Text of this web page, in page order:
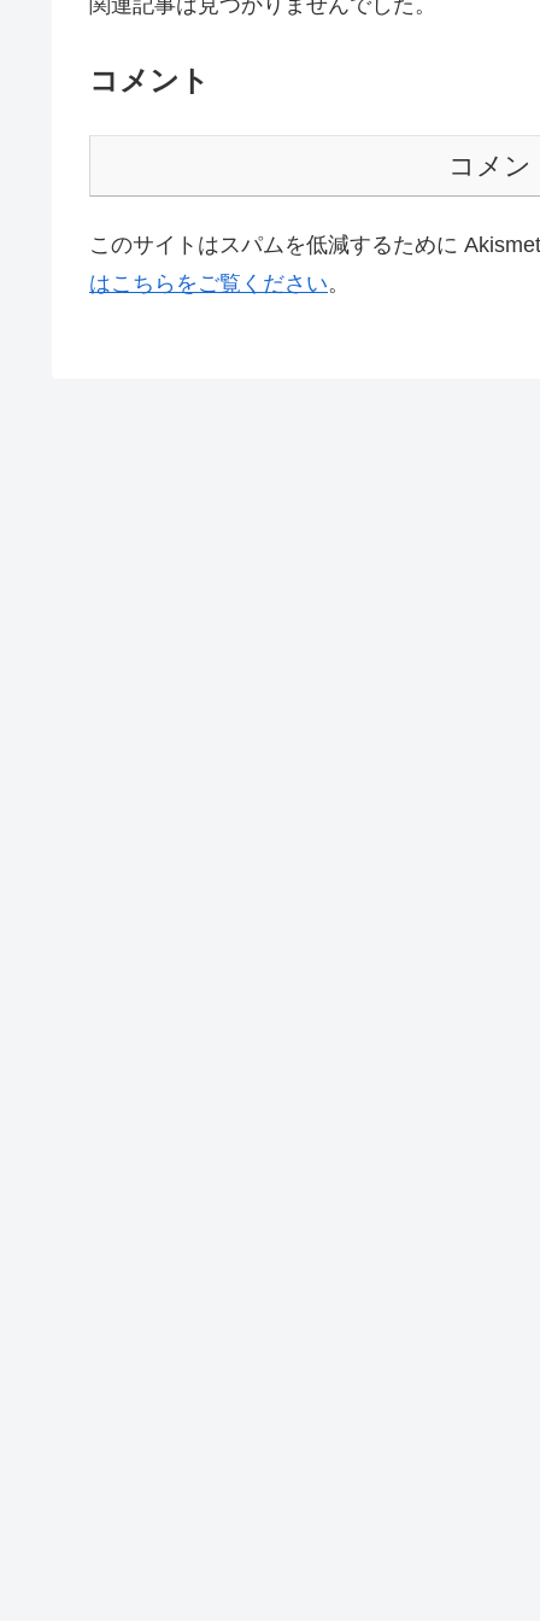
関連記事は見つかりませんでした。
コメント
コメン
このサイトはスパムを低減するために
はこちらをご覧ください。